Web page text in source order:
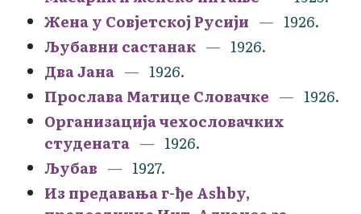
Жена у Совјетској Русији
1926.
Љубавни састанак
1926.
Два Јана
1926.
Прослава Матице Словачке
1926.
Организација чехословачких
студената
1926.
Љубав
1927.
Из предавања г-ђе Ashby,